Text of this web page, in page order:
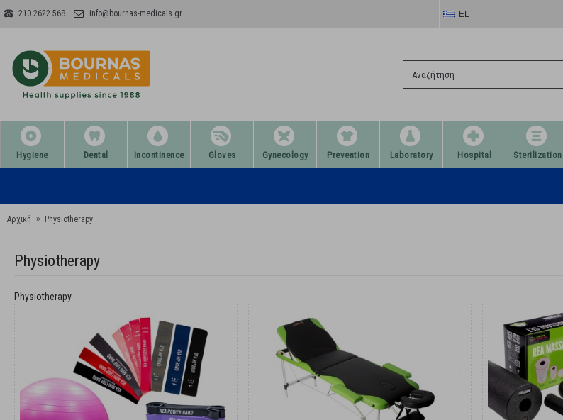
210 2622 568 info@bournas-medicals.gr EL
Hygiene Dental Incontinence Gloves Gynecology Prevention Laboratory Hospital Sterilization
Αρχική Physiotherapy
Physiotherapy
Physiotherapy